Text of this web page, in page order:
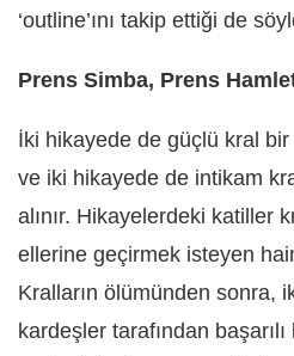
‘outline’ını takip ettiği de
Prens Simba, Prens
İki hikayede de güçlü kral
ve iki hikayede de intikam
alınır. Hikayelerdeki katiller
ellerine geçirmek isteyen
Kralların ölümünden sonra,
kardeşler tarafından